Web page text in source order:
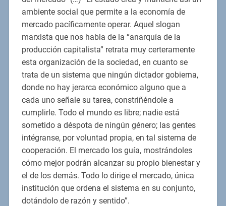
ambiente social que permite a la economía de
mercado pacíficamente operar. Aquel slogan
marxista que nos habla de la “anarquía de la
producción capitalista” retrata muy certeramente
esta organización de la sociedad, en cuanto se
trata de un sistema que ningún dictador gobierna,
donde no hay jerarca económico alguno que a
cada uno señale su tarea, constriñéndole a
cumplirle. Todo el mundo es libre; nadie está
sometido a déspota de ningún género; las gentes
intégranse, por voluntad propia, en tal sistema de
cooperación. El mercado los guía, mostrándoles
cómo mejor podrán alcanzar su propio bienestar y
el de los demás. Todo lo dirige el mercado, única
institución que ordena el sistema en su conjunto,
dotándolo de razón y sentido”.